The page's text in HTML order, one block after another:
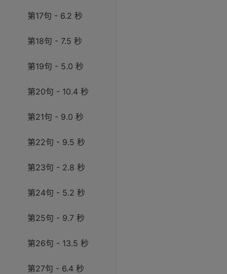
第17句 - 6.2 秒
第18句 - 7.5 秒
第19句 - 5.0 秒
第20句 - 10.4 秒
第21句 - 9.0 秒
第22句 - 9.5 秒
第23句 - 2.8 秒
第24句 - 5.2 秒
第25句 - 9.7 秒
第26句 - 13.5 秒
第27句 - 6.4 秒